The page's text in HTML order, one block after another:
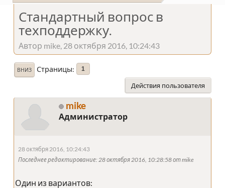
Стандартный вопрос в
техподдержку.
Автор mike, 28 октября 2016, 10:24:43
ВНИЗ Страницы 1
Действия пользователя
mike
Администратор
28 октября 2016, 10:24:43
Последнее редактирование: 28 октября 2016, 10:28:58 от mike
Один из вариантов: